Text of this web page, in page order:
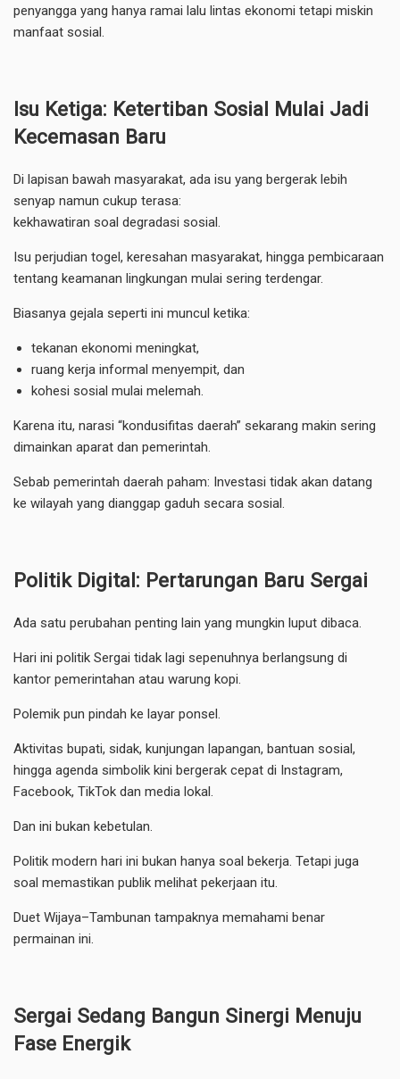
penyangga yang hanya ramai lalu lintas ekonomi tetapi miskin
manfaat sosial.
Isu Ketiga: Ketertiban Sosial Mulai Jadi
Kecemasan Baru
Di lapisan bawah masyarakat, ada isu yang bergerak lebih
senyap namun cukup terasa:
kekhawatiran soal degradasi sosial.
Isu perjudian togel, keresahan masyarakat, hingga pembicaraan
tentang keamanan lingkungan mulai sering terdengar.
Biasanya gejala seperti ini muncul ketika:
tekanan ekonomi meningkat,
ruang kerja informal menyempit, dan
kohesi sosial mulai melemah.
Karena itu, narasi “kondusifitas daerah” sekarang makin sering
dimainkan aparat dan pemerintah.
Sebab pemerintah daerah paham: Investasi tidak akan datang
ke wilayah yang dianggap gaduh secara sosial.
Politik Digital: Pertarungan Baru Sergai
Ada satu perubahan penting lain yang mungkin luput dibaca.
Hari ini politik Sergai tidak lagi sepenuhnya berlangsung di
kantor pemerintahan atau warung kopi.
Polemik pun pindah ke layar ponsel.
Aktivitas bupati, sidak, kunjungan lapangan, bantuan sosial,
hingga agenda simbolik kini bergerak cepat di Instagram,
Facebook, TikTok dan media lokal.
Dan ini bukan kebetulan.
Politik modern hari ini bukan hanya soal bekerja. Tetapi juga
soal memastikan publik melihat pekerjaan itu.
Duet Wijaya–Tambunan tampaknya memahami benar
permainan ini.
Sergai Sedang Bangun Sinergi Menuju
Fase Energik